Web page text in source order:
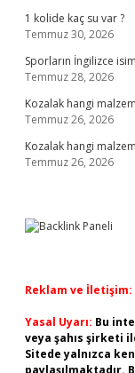
1 kolide kaç su var ?
Temmuz 30, 2026
Sporların İngilizce
Temmuz 28, 2026
Kozalak hangi
Temmuz 26, 2026
Kozalak hangi
Temmuz 26, 2026
Reklam ve İletişim:
Yasal Uyarı: Bu
veya şahıs şirketi
Sitede yalnızca
paylaşılmaktadır.